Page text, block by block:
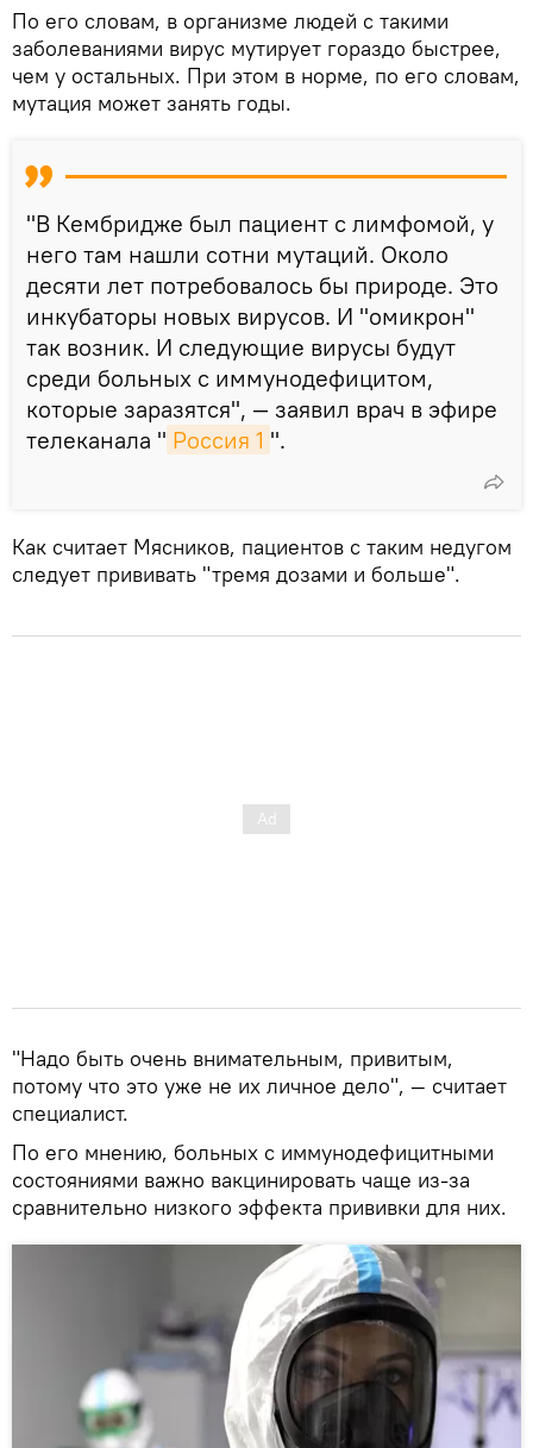
По его словам, в организме людей с такими
заболеваниями вирус мутирует гораздо быстрее,
чем у остальных. При этом в норме, по его словам,
мутация может занять годы.
"В Кембридже был пациент с лимфомой, у
него там нашли сотни мутаций. Около
десяти лет потребовалось бы природе. Это
инкубаторы новых вирусов. И "омикрон"
так возник. И следующие вирусы будут
среди больных с иммунодефицитом,
которые заразятся", — заявил врач в эфире
телеканала " Россия 1 ".
Как считает Мясников, пациентов с таким недугом
следует прививать "тремя дозами и больше".
"Надо быть очень внимательным, привитым,
потому что это уже не их личное дело", — считает
специалист.
По его мнению, больных с иммунодефицитными
состояниями важно вакцинировать чаще из-за
сравнительно низкого эффекта прививки для них.